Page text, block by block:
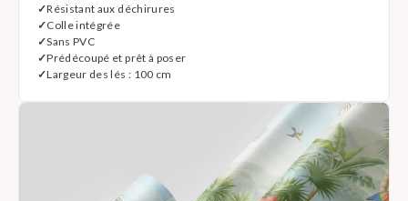
Résistant aux déchirures
Colle intégrée
Sans PVC
Prédécoupé et prêt à poser
Largeur des lés : 100 cm